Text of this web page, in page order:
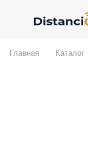
Главная Каталог